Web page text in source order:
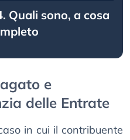
Quali sono, a cosa
e
delle Entrate
in cui il contribuente